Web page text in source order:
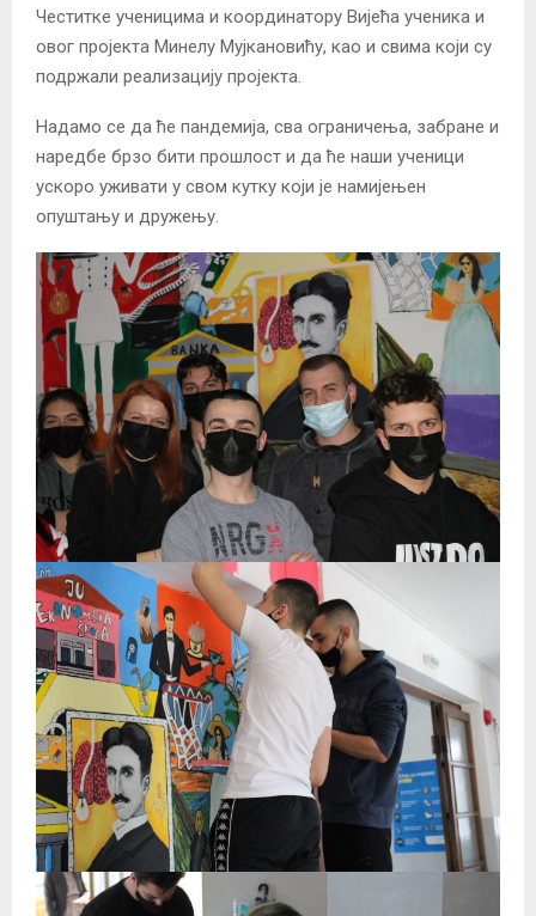
Честитке ученицима и координатору Вијећа ученика и
овог пројекта Минелу Мујкановићу, као и свима који су
подржали реализацију пројекта.
Надамо се да ће пандемија, сва ограничења, забране и
наредбе брзо бити прошлост и да ће наши ученици
ускоро уживати у свом кутку који је намијењен
опуштању и дружењу.